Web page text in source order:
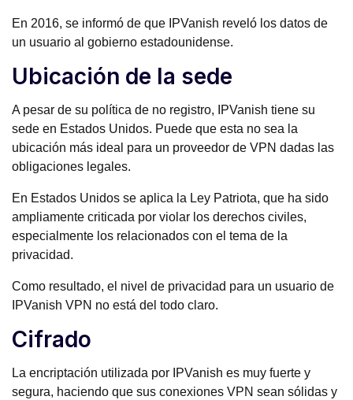
En 2016, se informó de que IPVanish reveló los datos de
un usuario al gobierno estadounidense.
Ubicación de la sede
A pesar de su política de no registro, IPVanish tiene su
sede en Estados Unidos. Puede que esta no sea la
ubicación más ideal para un proveedor de VPN dadas las
obligaciones legales.
En Estados Unidos se aplica la Ley Patriota, que ha sido
ampliamente criticada por violar los derechos civiles,
especialmente los relacionados con el tema de la
privacidad.
Como resultado, el nivel de privacidad para un usuario de
IPVanish VPN no está del todo claro.
Cifrado
La encriptación utilizada por IPVanish es muy fuerte y
segura, haciendo que sus conexiones VPN sean sólidas y